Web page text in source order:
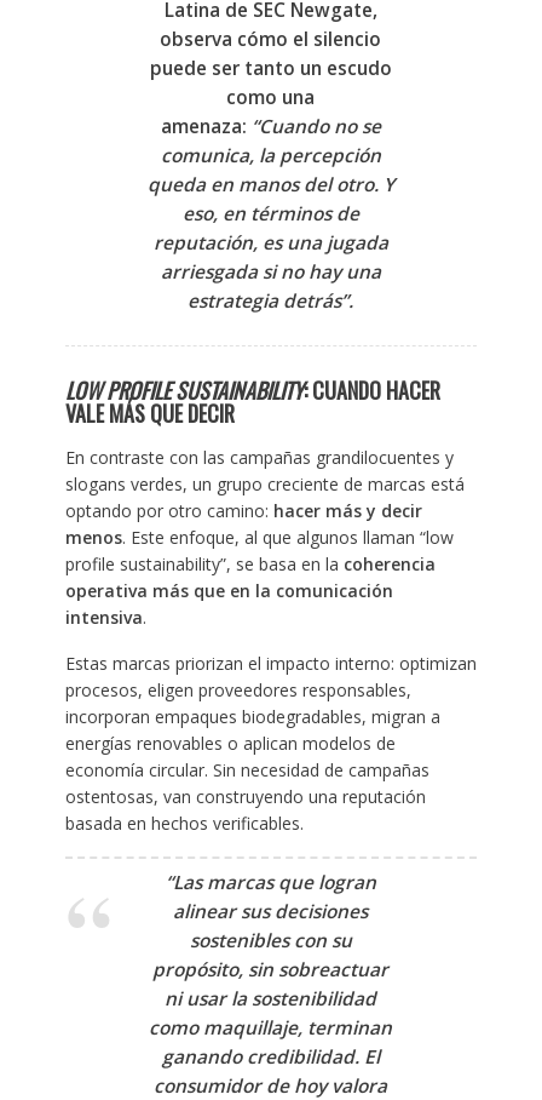
Latina de SEC Newgate,
observa cómo el silencio
puede ser tanto un escudo
como una
amenaza: “Cuando no se
comunica, la percepción
queda en manos del otro. Y
eso, en términos de
reputación, es una jugada
arriesgada si no hay una
estrategia detrás”.
LOW PROFILE SUSTAINABILITY: CUANDO HACER
VALE MÁS QUE DECIR
En contraste con las campañas grandilocuentes y
slogans verdes, un grupo creciente de marcas está
optando por otro camino: hacer más y decir
menos. Este enfoque, al que algunos llaman “low
profile sustainability”, se basa en la coherencia
operativa más que en la comunicación
intensiva.
Estas marcas priorizan el impacto interno: optimizan
procesos, eligen proveedores responsables,
incorporan empaques biodegradables, migran a
energías renovables o aplican modelos de
economía circular. Sin necesidad de campañas
ostentosas, van construyendo una reputación
basada en hechos verificables.
“Las marcas que logran
alinear sus decisiones
sostenibles con su
propósito, sin sobreactuar
ni usar la sostenibilidad
como maquillaje, terminan
ganando credibilidad. El
consumidor de hoy valora